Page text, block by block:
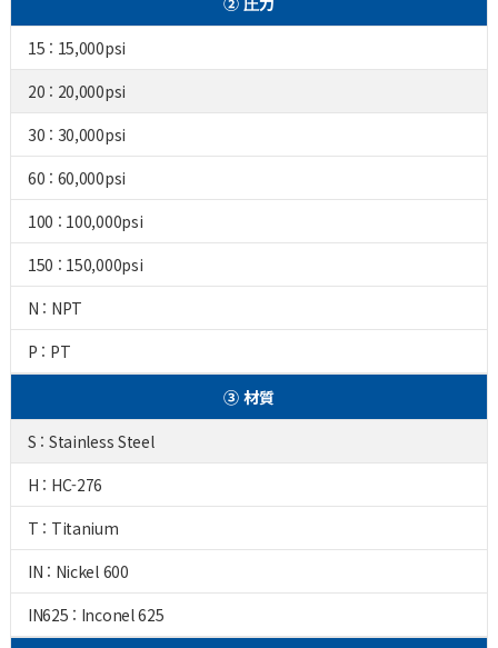
15 : 15,000psi
20 : 20,000psi
30 : 30,000psi
60 : 60,000psi
100 : 100,000psi
150 : 150,000psi
N : NPT
P : PT
③ 材質
S : Stainless Steel
H : HC-276
T : Titanium
IN : Nickel 600
IN625 : Inconel 625